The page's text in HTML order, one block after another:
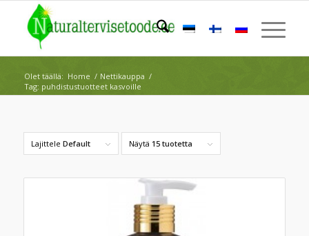
Olet täällä: Home / Nettikauppa /
Tag: puhdistustuotteet kasvoille
Lajittele Default Näytä 15 tuotetta